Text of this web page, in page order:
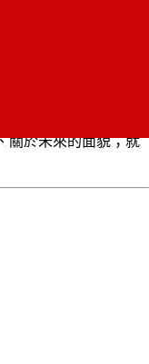
關於未來的面貌；就